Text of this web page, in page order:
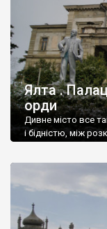
Ялта .
орди
Дивне місто все
і бідністю, між